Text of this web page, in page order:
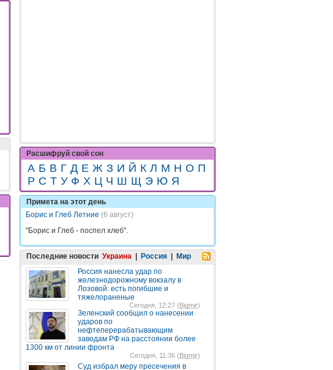
Расшифруй свой сон
А Б В Г Д Е Ж З И Й К Л М Н О П
Р С Т У Ф Х Ц Ч Ш Щ Э Ю Я
Примета на этот день
Борис и Глеб Летние (6 август)
"Борис и Глеб - поспел хлеб".
Последние новости Украина | Россия | Мир
Россия нанесла удар по
железнодорожному вокзалу в
Лозовой: есть погибшие и
тяжелораненые
Сегодня, 12:27 (Bigmir)
Зеленский сообщил о нанесении
ударов по
нефтеперерабатывающим
заводам РФ на расстоянии более
1300 км от линии фронта
Сегодня, 11:36 (Bigmir)
Суд избрал меру пресечения в